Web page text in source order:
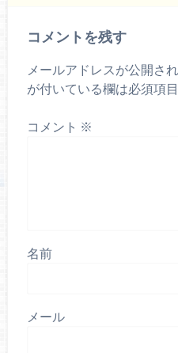
コメントを残す
メールアドレスが公開さ
が付いている欄は必須項
コメント ※
名前
メール